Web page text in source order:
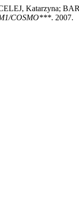
Katarzyna;
COSMO***. 2007.